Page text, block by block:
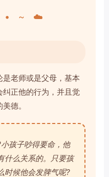
• ~ ☁️
老师或是父母，基本
纠正他的行为，并且觉
德。
孩子吵得要命，他
什么关系的。只要孩
时候他会发脾气呢?